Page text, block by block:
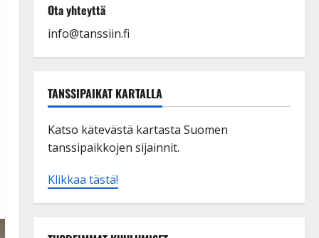
Ota yhteyttä
info@tanssiin.fi
TANSSIPAIKAT KARTALLA
Katso kätevästä kartasta Suomen
tanssipaikkojen sijainnit.
Klikkaa tästä!